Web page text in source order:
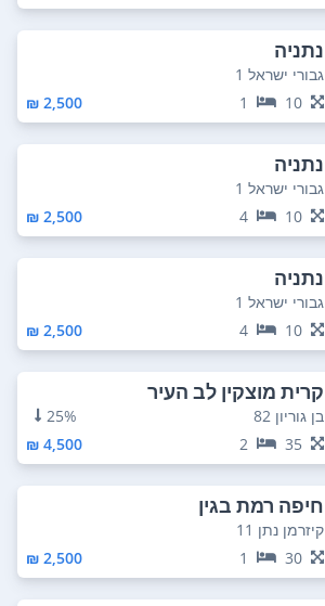
נתניה
גבורי ישראל 1
10
1
2,500 ₪
נתניה
גבורי ישראל 1
10
4
2,500 ₪
נתניה
גבורי ישראל 1
10
4
2,500 ₪
קרית מוצקין לב העיר
בן גוריון 82
25%
35
2
4,500 ₪
חיפה רמת בגין
קיזרמן נתן 11
30
1
2,500 ₪